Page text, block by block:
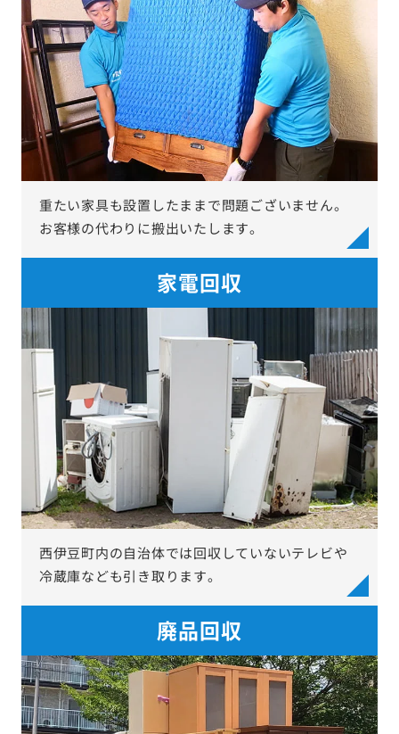
重たい家具も設置したままで問題ございません。
お客様の代わりに搬出いたします。
家電回収
西伊豆町内の自治体では回収していないテレビや
冷蔵庫なども引き取ります。
廃品回収